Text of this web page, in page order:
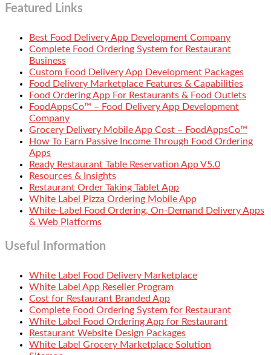
Featured Links
Best Food Delivery App Development Company
Complete Food Ordering System for Restaurant
Business
Custom Food Delivery App Development Packages
Food Delivery Marketplace Features & Capabilities
Food Ordering App For Restaurants & Food Outlets
FoodAppsCo™ – Food Delivery App Development
Company
Grocery Delivery Mobile App Cost – FoodAppsCo™
How To Earn Passive Income Through Food Ordering
Apps
Ready Restaurant Table Reservation App V5.0
Resources & Insights
Restaurant Order Taking Tablet App
White Label Pizza Ordering Mobile App
White-Label Food Ordering, On-Demand Delivery Apps
& Web Platforms
Useful Information
White Label Food Delivery Marketplace
White Label App Reseller Program
Cost for Restaurant Branded App
Complete Food Ordering System for Restaurant
White Label Food Ordering App for Restaurant
Restaurant Website Design Packages
White Label Grocery Marketplace Solution